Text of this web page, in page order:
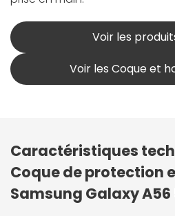
Voir les
Voir les Coque et
Caractéristiques
Coque de protection
Samsung Galaxy A56